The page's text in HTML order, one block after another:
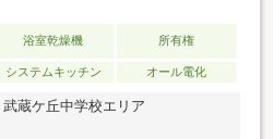
浴室乾燥機 所有権
システムキッチン オール電化
蔵ケ丘中学校エリア